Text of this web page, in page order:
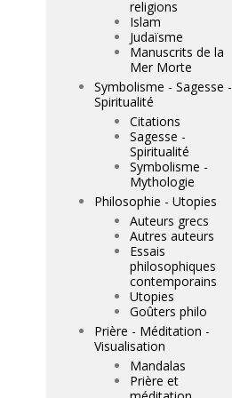
religions
Islam
Judaïsme
Manuscrits de la
Mer Morte
Symbolisme - Sagesse -
Spiritualité
Citations
Sagesse -
Spiritualité
Symbolisme -
Mythologie
Philosophie - Utopies
Auteurs grecs
Autres auteurs
Essais
philosophiques
contemporains
Utopies
Goûters philo
Prière - Méditation -
Visualisation
Mandalas
Prière et